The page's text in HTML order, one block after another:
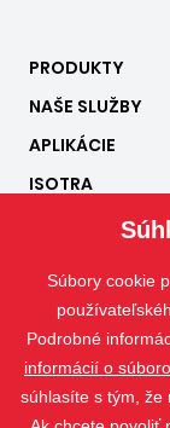
PRODUKTY
NAŠE SLUŽBY
APLIKÁCIE
ISOTRA
Súbory cookie
Podrobné
informácií o
súhlasíte s tým, že